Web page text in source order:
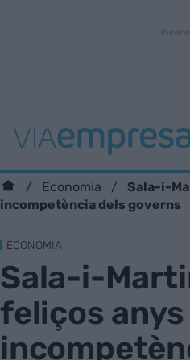
Economia
Sala-i-
incompetència dels governs
ECONOMIA
Sala-i-
feliços anys